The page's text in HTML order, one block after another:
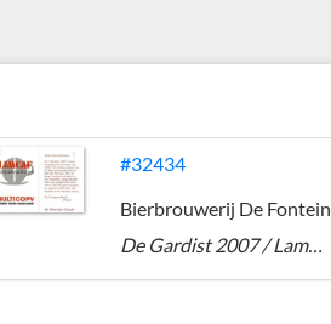
#32434
Bierbrouwerij De Fontein
De Gardist 2007 / Lamcaf